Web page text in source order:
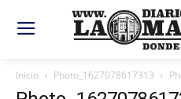
Inicio Photo_1627078617313